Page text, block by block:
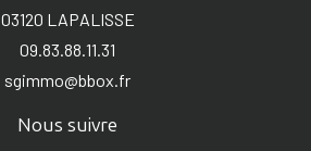
03120
LAPALISSE
09.83.88.11.31
sgimmo@bbox.fr
Nous suivre